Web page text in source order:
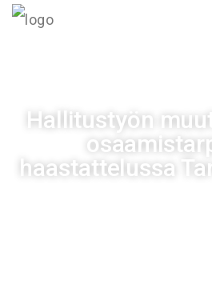
Hallitustyön
haastattelussa